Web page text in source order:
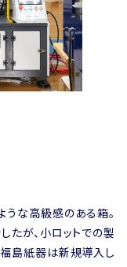
な高級感のある箱。
たが、小ロットでの製
福島紙器は新規導入し